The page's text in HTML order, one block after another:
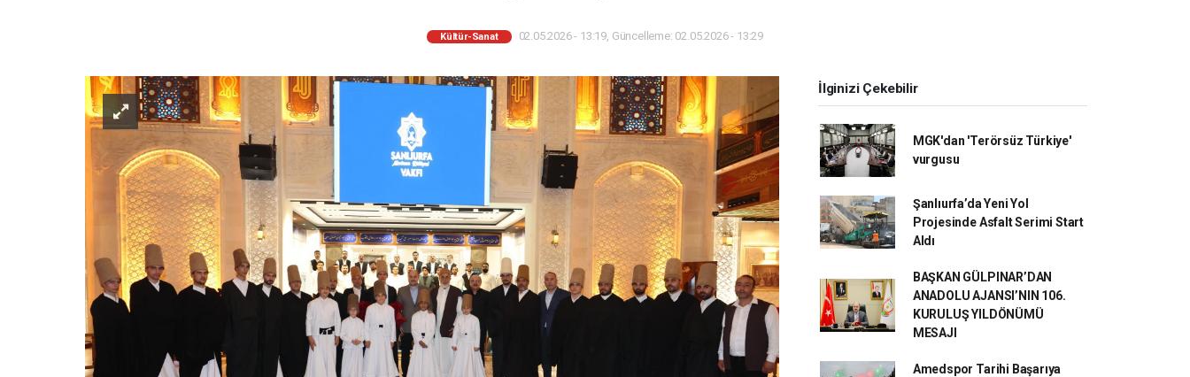
Kültür-Sanat 02.05.2026 - 13:19, Güncelleme: 02.05.2026 - 13:29
İlginizi Çekebilir
MGK'dan 'Terörsüz Türkiye'
vurgusu
Şanlıurfa’da Yeni Yol
Projesinde Asfalt Serimi Start
Aldı
BAŞKAN GÜLPINAR’DAN
ANADOLU AJANSI’NIN 106.
KURULUŞ YILDÖNÜMÜ
MESAJI
Amedspor Tarihi Başarıya